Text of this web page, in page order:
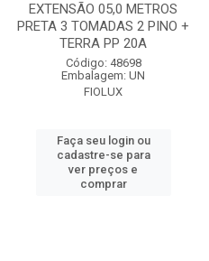
EXTENSÃO 05,0 METROS
PRETA 3 TOMADAS 2 PINO +
TERRA PP 20A
Código: 48698
Embalagem: UN
FIOLUX
Faça seu login ou
cadastre-se para
ver preços e
comprar